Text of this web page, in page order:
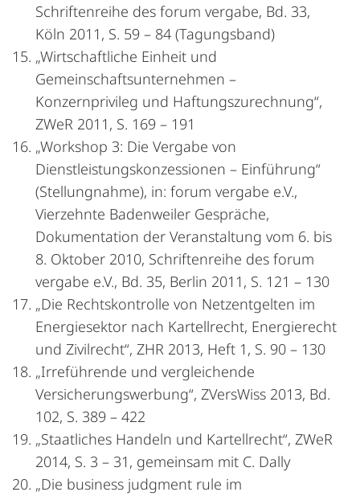
Schriftenreihe des forum vergabe, Bd. 33,
Köln 2011, S. 59 – 84 (Tagungsband)
„Wirtschaftliche Einheit und
Gemeinschaftsunternehmen –
Konzernprivileg und Haftungszurechnung“,
ZWeR 2011, S. 169 – 191
„Workshop 3: Die Vergabe von
Dienstleistungskonzessionen – Einführung“
(Stellungnahme), in: forum vergabe e.V.,
Vierzehnte Badenweiler Gespräche,
Dokumentation der Veranstaltung vom 6. bis
8. Oktober 2010, Schriftenreihe des forum
vergabe e.V., Bd. 35, Berlin 2011, S. 121 – 130
„Die Rechtskontrolle von Netzentgelten im
Energiesektor nach Kartellrecht, Energierecht
und Zivilrecht“, ZHR 2013, Heft 1, S. 90 – 130
„Irreführende und vergleichende
Versicherungswerbung“, ZVersWiss 2013, Bd.
102, S. 389 – 422
„Staatliches Handeln und Kartellrecht“, ZWeR
2014, S. 3 – 31, gemeinsam mit C. Dally
„Die business judgment rule im